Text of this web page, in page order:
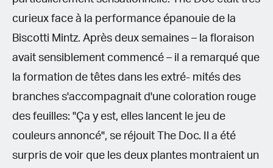
curieux face à la performance épanouie de la
Biscotti Mintz. Après deux semaines – la floraison
avait sensiblement commencé – il a remarqué que
la formation de têtes dans les extré- mités des
branches s'accompagnait d'une coloration rouge
des feuilles: "Ça y est, elles lancent le jeu de
couleurs annoncé", se réjouit The Doc. Il a été
surpris de voir que les deux plantes montraient un